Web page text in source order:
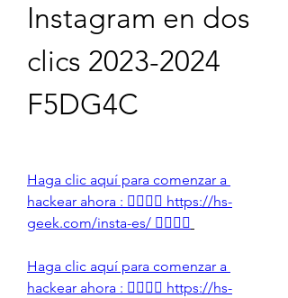
Instagram en dos
clics 2023-2024
F5DG4C
Haga clic aquí para comenzar a
hackear ahora : 👉🏻👉🏻 https://hs-
geek.com/insta-es/ 👈🏻👈🏻
Haga clic aquí para comenzar a
hackear ahora : 👉🏻👉🏻 https://hs-